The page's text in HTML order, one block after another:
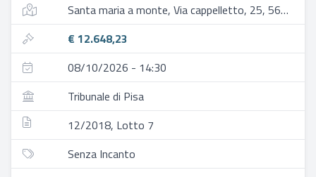
Santa maria a monte, Via cappelletto, 25, 56020 santa maria a monte pi, italia
€ 12.648,23
08/10/2026 - 14:30
Tribunale di Pisa
12/2018, Lotto 7
Senza Incanto